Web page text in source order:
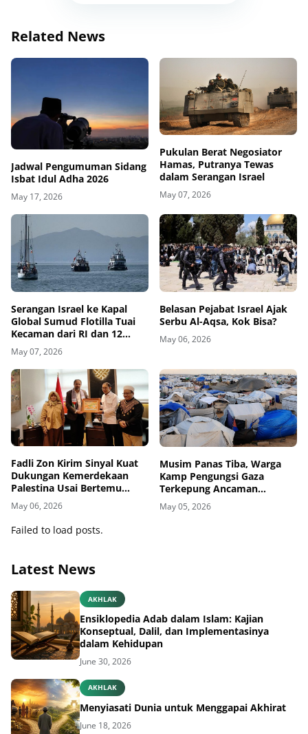
Related News
Jadwal Pengumuman Sidang
Isbat Idul Adha 2026
May 17, 2026
Pukulan Berat Negosiator
Hamas, Putranya Tewas
dalam Serangan Israel
May 07, 2026
Serangan Israel ke Kapal
Global Sumud Flotilla Tuai
Kecaman dari RI dan 12
Negara
May 07, 2026
Belasan Pejabat Israel Ajak
Serbu Al-Aqsa, Kok Bisa?
May 06, 2026
Fadli Zon Kirim Sinyal Kuat
Dukungan Kemerdekaan
Palestina Usai Bertemu
Delegasi di Kemenbud
May 06, 2026
Musim Panas Tiba, Warga
Kamp Pengungsi Gaza
Terkepung Ancaman
Penyakit Kulit
May 05, 2026
Failed to load posts.
Latest News
AKHLAK
Ensiklopedia Adab dalam Islam: Kajian
Konseptual, Dalil, dan Implementasinya
dalam Kehidupan
June 30, 2026
AKHLAK
Menyiasati Dunia untuk Menggapai Akhirat
June 18, 2026